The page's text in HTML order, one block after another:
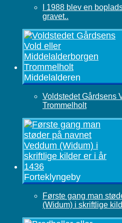
I 1988 blev en
gravet..
Middelalderen
Voldstedet Gårdsens
Trommelholt
Forteklyngeby
Første gang man
(Widum) i skriftlige